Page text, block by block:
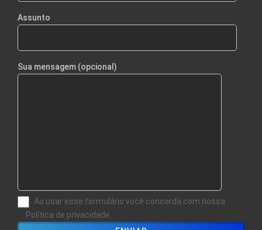
Assunto
Sua mensagem (opcional)
Ao usar esse formulário você concorda com nossa
Política de privacidade.